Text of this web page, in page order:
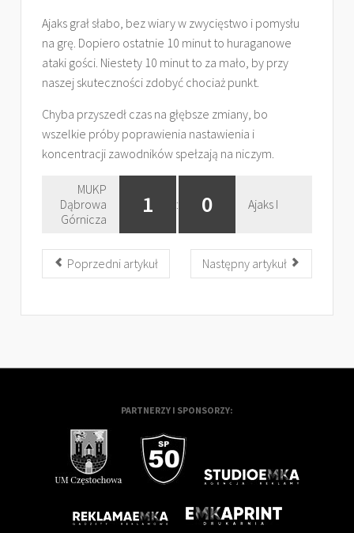
Ajaks grał słabo, bez wiary w zwycięstwo i pomysłu
na grę. Dopiero ostatnie 10 minut to huraganowe
ataki gości. Niestety 10 minut to za mało, by przy
naszej skuteczności zdobyć chociaż punkt.
Chyba przyszedł czas na głębsze zmiany, bo
wszelkie próby poprawienia nastawienia i
koncentracji zawodników spełzają na niczym.
MUKP
Dąbrowa
Górnicza
1 : 0 Ajaks I
Poprzedni artykuł Następny artykuł
PARTNERZY I SPONSORZY: